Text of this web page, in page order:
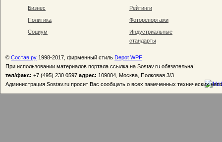
Бизнес
Политика
Социум
Рейтинги
Фоторепортажи
Индустриальные
стандарты
© Состав.ру 1998-2017, фирменный стиль Depot WPF
При использовании материалов портала ссылка на Sostav.ru обязательна!
тел/факс: +7 (495) 230 0597 адрес: 109004, Москва, Полковая 3/3
Администрация Sostav.ru просит Вас сообщать о всех замеченных технических